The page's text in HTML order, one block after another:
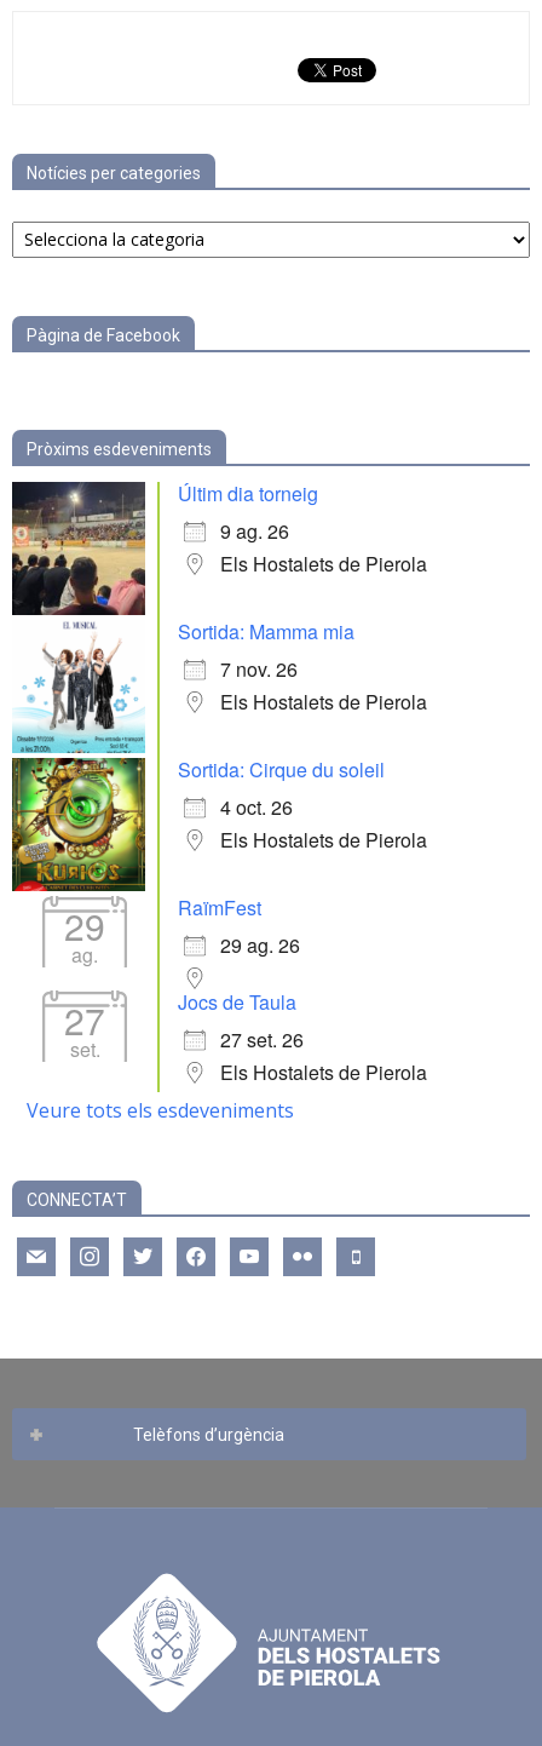
Notícies per categories
Notícies
per
Pàgina de Facebook
Pròxims esdeveniments
Últim dia torneig
9 ag. 26
Els Hostalets de Pierola
Sortida: Mamma mia
7 nov. 26
Els Hostalets de Pierola
Sortida: Cirque du soleil
4 oct. 26
Els Hostalets de Pierola
29
ag.
RaïmFest
29 ag. 26
27
set.
Jocs de Taula
27 set. 26
Els Hostalets de Pierola
Veure tots els esdeveniments
CONNECTA’T
mail instagramtwitter facebookyoutube flickr mobile
Telèfons d’urgència